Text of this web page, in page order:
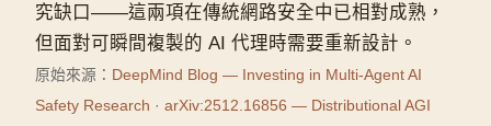
究缺口——這兩項在傳統網路安全中已相對成熟，
但面對可瞬間複製的 AI 代理時需要重新設計。
原始來源： DeepMind Blog — Investing in Multi-Agent AI
Safety Research · arXiv:2512.16856 — Distributional AGI